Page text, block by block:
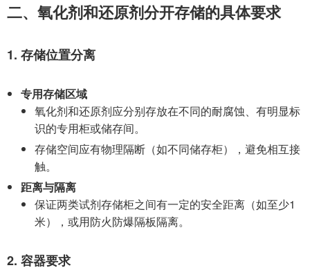
二、氧化剂和还原剂分开存储的具体要求
1. 存储位置分离
专用存储区域
氧化剂和还原剂应分别存放在不同的耐腐蚀、有明显标
识的专用柜或储存间。
存储空间应有物理隔断（如不同储存柜），避免相互接
触。
距离与隔离
保证两类试剂存储柜之间有一定的安全距离（如至少1
米），或用防火防爆隔板隔离。
2. 容器要求